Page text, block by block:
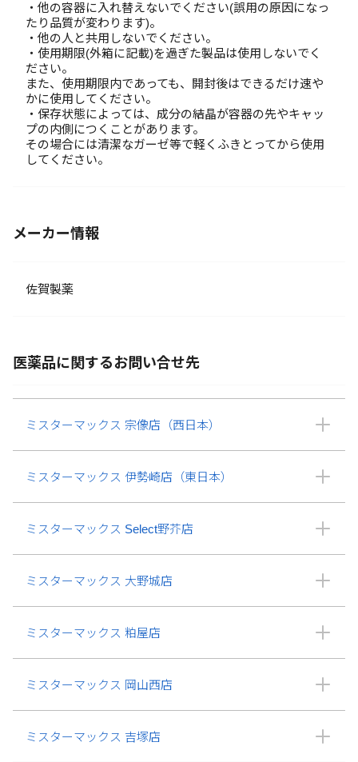
・他の容器に入れ替えないでください(誤用の原因になっ
たり品質が変わります)。
・他の人と共用しないでください。
・使用期限(外箱に記載)を過ぎた製品は使用しないでく
ださい。
また、使用期限内であっても、開封後はできるだけ速や
かに使用してください。
・保存状態によっては、成分の結晶が容器の先やキャッ
プの内側につくことがあります。
その場合には清潔なガーゼ等で軽くふきとってから使用
してください。
メーカー情報
佐賀製薬
医薬品に関するお問い合せ先
ミスターマックス 宗像店（西日本）
ミスターマックス 伊勢崎店（東日本）
ミスターマックス Select野芥店
ミスターマックス 大野城店
ミスターマックス 粕屋店
ミスターマックス 岡山西店
ミスターマックス 吉塚店